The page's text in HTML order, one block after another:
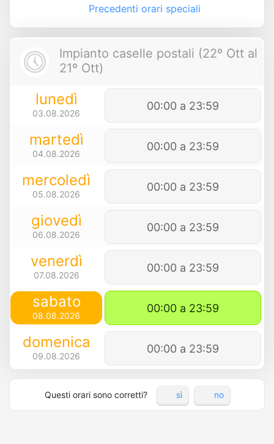
Precedenti orari speciali
Impianto caselle postali (22º Ott al
21º Ott)
lunedì
03.08.2026
00:00 a 23:59
martedì
04.08.2026
00:00 a 23:59
mercoledì
05.08.2026
00:00 a 23:59
giovedì
06.08.2026
00:00 a 23:59
venerdì
07.08.2026
00:00 a 23:59
sabato
08.08.2026
00:00 a 23:59
domenica
09.08.2026
00:00 a 23:59
Questi orari sono corretti? sì no